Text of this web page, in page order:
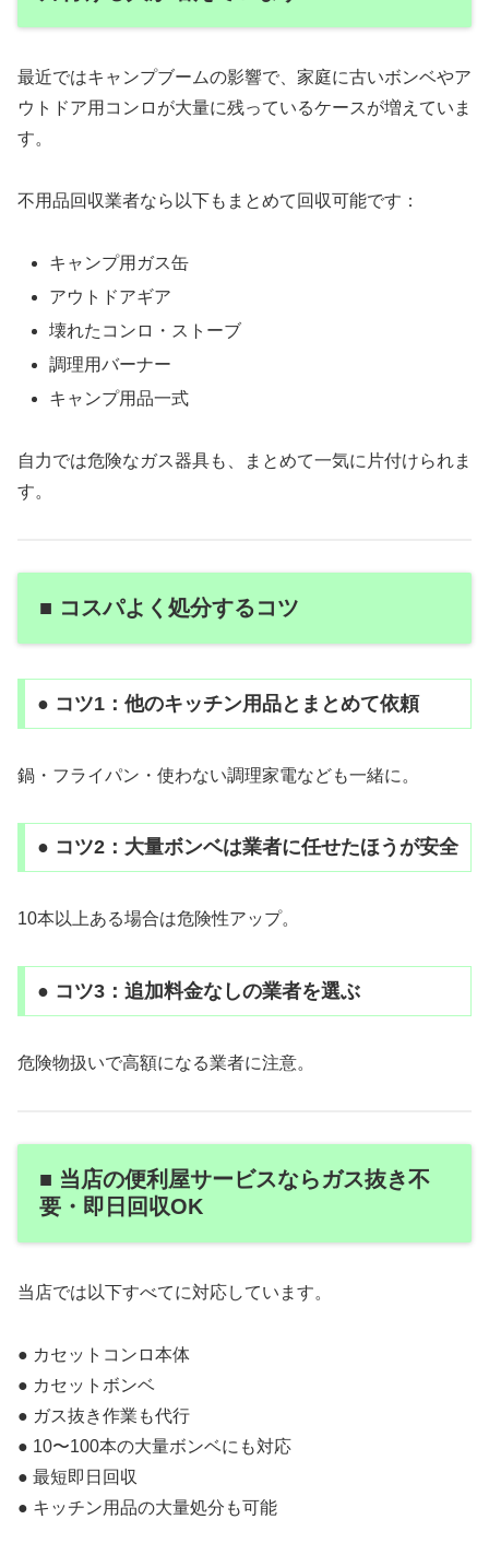
最近ではキャンプブームの影響で、家庭に古いボンベやア
ウトドア用コンロが大量に残っているケースが増えていま
す。
不用品回収業者なら以下もまとめて回収可能です：
キャンプ用ガス缶
アウトドアギア
壊れたコンロ・ストーブ
調理用バーナー
キャンプ用品一式
自力では危険なガス器具も、まとめて一気に片付けられま
す。
■ コスパよく処分するコツ
● コツ1：他のキッチン用品とまとめて依頼
鍋・フライパン・使わない調理家電なども一緒に。
● コツ2：大量ボンベは業者に任せたほうが安全
10本以上ある場合は危険性アップ。
● コツ3：追加料金なしの業者を選ぶ
危険物扱いで高額になる業者に注意。
■ 当店の便利屋サービスならガス抜き不
要・即日回収OK
当店では以下すべてに対応しています。
● カセットコンロ本体
● カセットボンベ
● ガス抜き作業も代行
● 10〜100本の大量ボンベにも対応
● 最短即日回収
● キッチン用品の大量処分も可能